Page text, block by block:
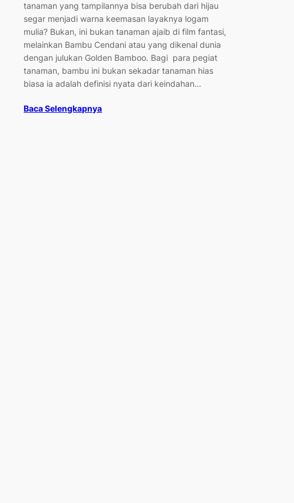
tanaman yang tampilannya bisa berubah dari hijau
segar menjadi warna keemasan layaknya logam
mulia? Bukan, ini bukan tanaman ajaib di film fantasi,
melainkan Bambu Cendani atau yang dikenal dunia
dengan julukan Golden Bamboo. Bagi para pegiat
tanaman, bambu ini bukan sekadar tanaman hias
biasa ia adalah definisi nyata dari keindahan…
Baca Selengkapnya